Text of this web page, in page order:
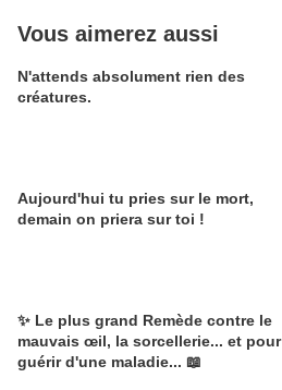
Vous aimerez aussi
N'attends absolument rien des
créatures.
Aujourd'hui tu pries sur le mort,
demain on priera sur toi !
✨ Le plus grand Remède contre le
mauvais œil, la sorcellerie... et pour
guérir d'une maladie... 📖